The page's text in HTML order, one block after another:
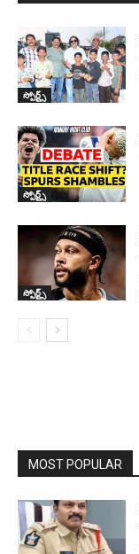
స్పోర్ట్స్
స్పోర్ట్స్
స్పోర్ట్స్
MOST POPULAR